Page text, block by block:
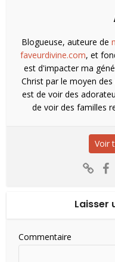
Blogueuse, auteure de
faveurdivine.com, et
est d'impacter ma
Christ par le moyen
est de voir des
de voir des familles
Voir
Laisser
Commentaire